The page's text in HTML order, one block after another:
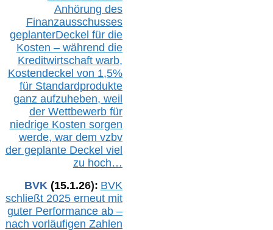
Anhörung des
Finanzausschusses
geplanterDeckel für die
Kosten – während die
Kreditwirtschaft warb,
Kostendeckel von 1,5%
für Standardprodukte
ganz aufzuheben, weil
der Wettbewerb für
niedrige Kosten sorgen
werde, war dem vzbv
der geplante Deckel viel
zu hoch…
BVK (15.1.26): BVK
schließt 2025 erneut mit
guter Performance ab –
nach vorläufigen Zahlen